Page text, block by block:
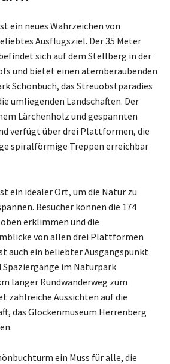
ein neues Wahrzeichen von
Ausflugsziel. Der 35 Meter
sich auf dem Stellberg in der
und bietet einen atemberaubenden
Schönbuch, das Streuobstparadies
umliegenden Landschaften. Der
Lärchenholz und gespannten
verfügt über drei Plattformen, die
spiralförmige Treppen erreichbar
ein idealer Ort, um die Natur zu
Besucher können die 174
erklimmen und die
von allen drei Plattformen
auch ein beliebter Ausgangspunkt
Spaziergänge im Naturpark
langer Rundwanderweg zum
zahlreiche Aussichten auf die
das Glockenmuseum Herrenberg
ein Muss für alle, die